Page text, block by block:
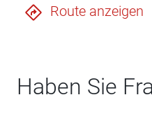
Route anzeigen
Haben Sie